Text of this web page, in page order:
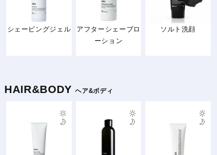
シェービングジェル
アフターシェーブロ
ーション
ソルト洗顔
HAIR&BODYヘア&ボディ